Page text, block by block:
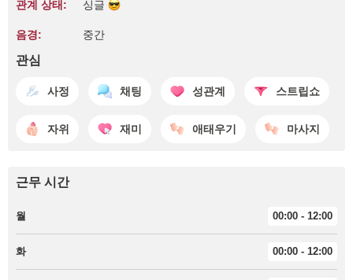
관계 상태: 싱글
음경: 중간
관심
사정 채팅 성관계 스트립쇼
자위 재미 애태우기 마사지
근무 시간
월 00:00 - 12:00
화 00:00 - 12:00